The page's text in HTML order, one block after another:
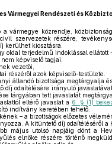
Vármegyei Rendészeti és
vármegye közrendje,
szervezetek részére,
kerülhet kiosztásra.
oldal terjedelmű indoklással ellátott
képviselő tagjai,
vezetői,
részéről azok képviselő-testülete.
állandó bizottsága megtárgyalja
díj odaítélésére irányuló
tárgyában tett javaslatát
eltérő javaslat a 6. § (1)
indítvány keretében tehető.
– a bizottságok előzetes
A kitüntető díj odaítéléséről a
május utolsó napjáig dönt a
elnöke részére történő